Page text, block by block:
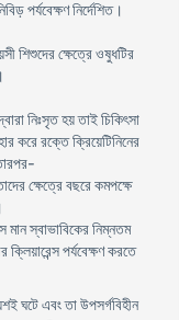
পর্যবেক্ষণ নির্দেশিত।
শিশুদের ক্ষেত্রে ওষুধটির
নিঃসৃত হয় তাই চিকিৎসা
করে রক্তে ক্রিয়েটিনিনের
ক্ষেত্রে বছরে কমপক্ষে
মান স্বাভাবিকের নিম্নতম
পর্যবেক্ষণ করতে
ঘটে এবং তা উপসর্গবিহীন